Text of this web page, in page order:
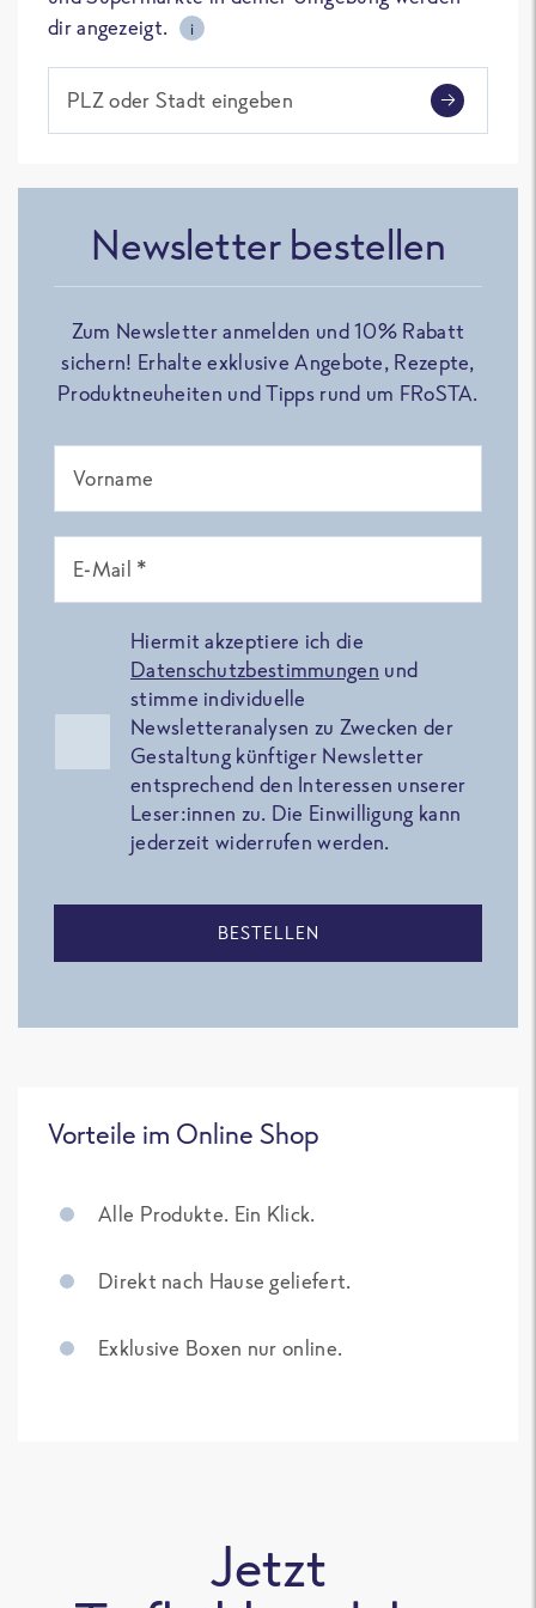
dir angezeigt.
i
PLZ oder Stadt eingeben
Newsletter bestellen
Zum Newsletter anmelden und 10% Rabatt
sichern! Erhalte exklusive Angebote, Rezepte,
Produktneuheiten und Tipps rund um FRoSTA.
Vorname
E-Mail *
Hiermit akzeptiere ich die
Datenschutzbestimmungen und
stimme individuelle
Newsletteranalysen zu Zwecken der
Gestaltung künftiger Newsletter
entsprechend den Interessen unserer
Leser:innen zu. Die Einwilligung kann
jederzeit widerrufen werden.
BESTELLEN
Vorteile im Online Shop
Alle Produkte. Ein Klick.
Direkt nach Hause geliefert.
Exklusive Boxen nur online.
Jetzt